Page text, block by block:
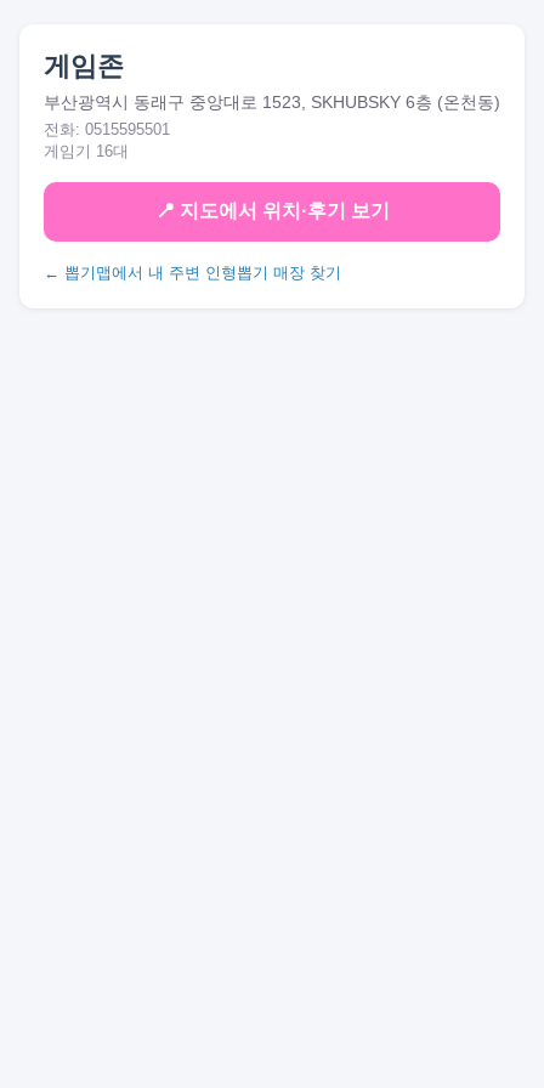
게임존
부산광역시 동래구 중앙대로 1523, SKHUBSKY 6층 (온천동)
전화: 0515595501
게임기 16대
📍 지도에서 위치·후기 보기
← 뽑기맵에서 내 주변 인형뽑기 매장 찾기